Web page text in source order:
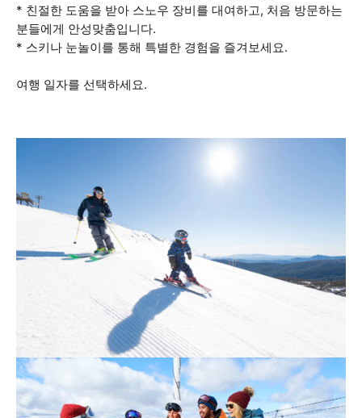
* 친절한 도움을 받아 스노우 장비를 대여하고, 처음 방문하는
분들에게 안성맞춤입니다.
* 스키나 눈놀이를 통해 특별한 경험을 즐겨보세요.
여행 일자를 선택하세요.